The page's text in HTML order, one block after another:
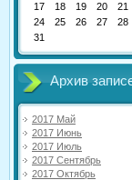
17
18 19 20 21
24
25 26 27 28
31
Архив
2017 Май
2017 Июнь
2017 Июль
2017 Сентябрь
2017 Октябрь